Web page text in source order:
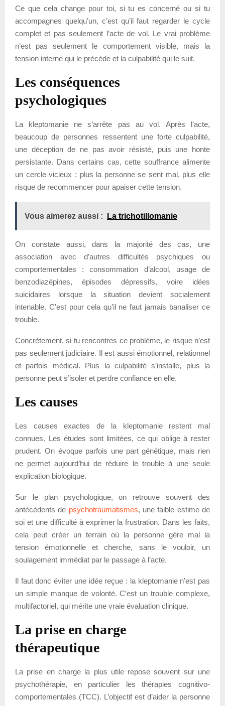
Ce que cela change pour toi, si tu es concerné ou si tu
accompagnes quelqu’un, c’est qu’il faut regarder le cycle
complet et pas seulement l’acte de vol. Le vrai problème
n’est pas seulement le comportement visible, mais la
tension interne qui le précède et la culpabilité qui le suit.
Les conséquences
psychologiques
La kleptomanie ne s’arrête pas au vol. Après l’acte,
beaucoup de personnes ressentent une forte culpabilité,
une déception de ne pas avoir résisté, puis une honte
persistante. Dans certains cas, cette souffrance alimente
un cercle vicieux : plus la personne se sent mal, plus elle
risque de recommencer pour apaiser cette tension.
Vous aimerez aussi : La trichotillomanie
On constate aussi, dans la majorité des cas, une
association avec d’autres difficultés psychiques ou
comportementales : consommation d’alcool, usage de
benzodiazépines, épisodes dépressifs, voire idées
suicidaires lorsque la situation devient socialement
intenable. C’est pour cela qu’il ne faut jamais banaliser ce
trouble.
Concrètement, si tu rencontres ce problème, le risque n’est
pas seulement judiciaire. Il est aussi émotionnel, relationnel
et parfois médical. Plus la culpabilité s’installe, plus la
personne peut s’isoler et perdre confiance en elle.
Les causes
Les causes exactes de la kleptomanie restent mal
connues. Les études sont limitées, ce qui oblige à rester
prudent. On évoque parfois une part génétique, mais rien
ne permet aujourd’hui de réduire le trouble à une seule
explication biologique.
Sur le plan psychologique, on retrouve souvent des
antécédents de psychotraumatismes, une faible estime de
soi et une difficulté à exprimer la frustration. Dans les faits,
cela peut créer un terrain où la personne gère mal la
tension émotionnelle et cherche, sans le vouloir, un
soulagement immédiat par le passage à l’acte.
Il faut donc éviter une idée reçue : la kleptomanie n’est pas
un simple manque de volonté. C’est un trouble complexe,
multifactoriel, qui mérite une vraie évaluation clinique.
La prise en charge
thérapeutique
La prise en charge la plus utile repose souvent sur une
psychothérapie, en particulier les thérapies cognitivo-
comportementales (TCC). L’objectif est d’aider la personne